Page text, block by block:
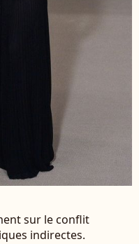
sur le conflit
indirectes.